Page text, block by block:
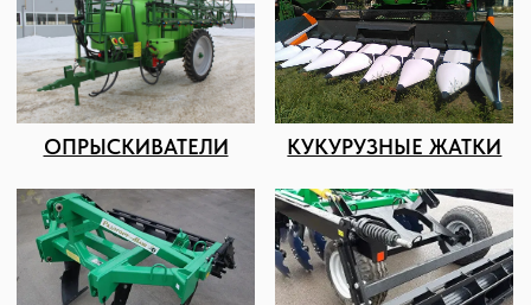
info26@kast26.ru
Получить консультацию
355035 г. Ставрополь, ул 4-ая
Промышленная,д 4 (2 этаж)
E-mail
ИНН2635209129
ОГРН1152651008366